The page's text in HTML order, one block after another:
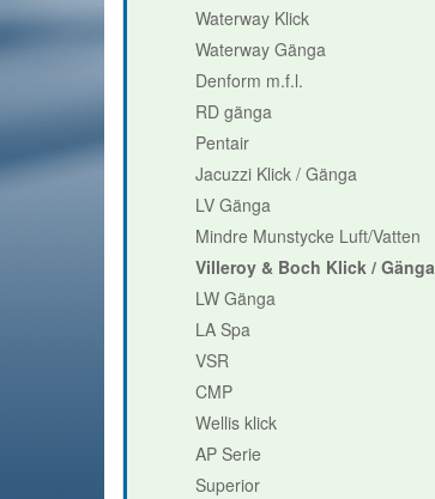
Waterway Klick
Waterway Gänga
Denform m.f.l.
RD gänga
Pentair
Jacuzzi Klick / Gänga
LV Gänga
Mindre Munstycke Luft/Vatten
Villeroy & Boch Klick / Gänga
LW Gänga
LA Spa
VSR
CMP
Wellis klick
AP Serie
Superior